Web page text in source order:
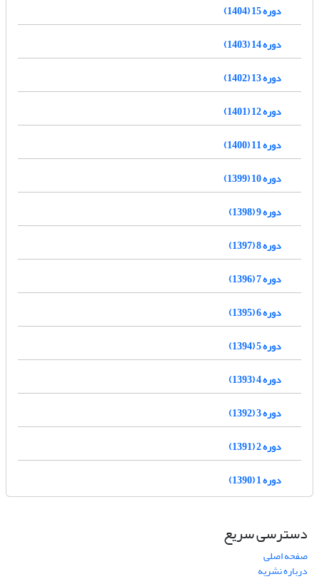
دوره 15 (1404)
دوره 14 (1403)
دوره 13 (1402)
دوره 12 (1401)
دوره 11 (1400)
دوره 10 (1399)
دوره 9 (1398)
دوره 8 (1397)
دوره 7 (1396)
دوره 6 (1395)
دوره 5 (1394)
دوره 4 (1393)
دوره 3 (1392)
دوره 2 (1391)
دوره 1 (1390)
دسترسی سریع
صفحه اصلی
درباره نشریه